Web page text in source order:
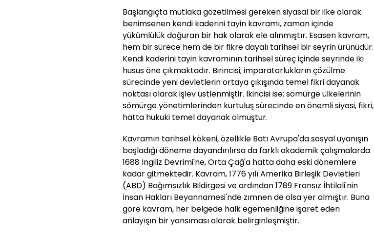
Başlangıçta mutlaka gözetilmesi gereken siyasal bir ilke olarak
benimsenen kendi kaderini tayin kavramı, zaman içinde
yükümlülük doğuran bir hak olarak ele alınmıştır. Esasen kavram,
hem bir sürece hem de bir fikre dayalı tarihsel bir seyrin ürünüdür.
Kendi kaderini tayin kavramının tarihsel süreç içinde seyrinde iki
husus öne çıkmaktadır. Birincisi; imparatorlukların çözülme
sürecinde yeni devletlerin ortaya çıkışında temel fikri dayanak
noktası olarak işlev üstlenmiştir. İkincisi ise; sömürge ülkelerinin
sömürge yönetimlerinden kurtuluş sürecinde en önemli siyasi, fikri,
hatta hukuki temel dayanak olmuştur.
Kavramın tarihsel kökeni, özellikle Batı Avrupa'da sosyal uyanışın
başladığı döneme dayandırılırsa da farklı akademik çalışmalarda
1688 İngiliz Devrimi'ne, Orta Çağ'a hatta daha eski dönemlere
kadar gitmektedir. Kavram, 1776 yılı Amerika Birleşik Devletleri
(ABD) Bağımsızlık Bildirgesi ve ardından 1789 Fransız İhtilali'nin
İnsan Hakları Beyannamesi'nde zımnen de olsa yer almıştır. Buna
göre kavram, her belgede halk egemenliğine işaret eden
anlayışın bir yansıması olarak belirginleşmiştir.